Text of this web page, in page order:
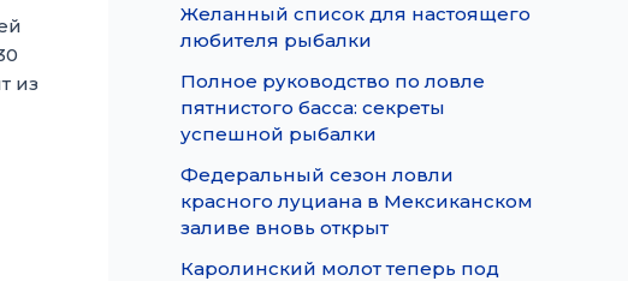
из
Желанный список для настоящего
любителя рыбалки
Полное руководство по ловле
пятнистого басса: секреты
успешной рыбалки
Федеральный сезон ловли
красного луциана в Мексиканском
заливе вновь открыт
Каролинский молот теперь под